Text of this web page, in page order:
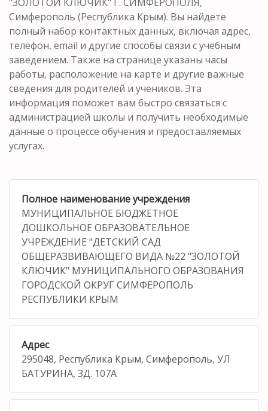
Симферополь (Республика Крым). Вы найдете
полный набор контактных данных, включая адрес,
телефон, email и другие способы связи с учебным
заведением. Также на странице указаны часы
работы, расположение на карте и другие важные
сведения для родителей и учеников. Эта
информация поможет вам быстро связаться с
администрацией школы и получить необходимые
данные о процессе обучения и предоставляемых
услугах.
Полное наименование учреждения
МУНИЦИПАЛЬНОЕ БЮДЖЕТНОЕ
ДОШКОЛЬНОЕ ОБРАЗОВАТЕЛЬНОЕ
УЧРЕЖДЕНИЕ "ДЕТСКИЙ САД
ОБЩЕРАЗВИВАЮЩЕГО ВИДА №22 "ЗОЛОТОЙ
КЛЮЧИК" МУНИЦИПАЛЬНОГО ОБРАЗОВАНИЯ
ГОРОДСКОЙ ОКРУГ СИМФЕРОПОЛЬ
РЕСПУБЛИКИ КРЫМ
Адрес
295048, Республика Крым, Симферополь, УЛ
БАТУРИНА, ЗД. 107А